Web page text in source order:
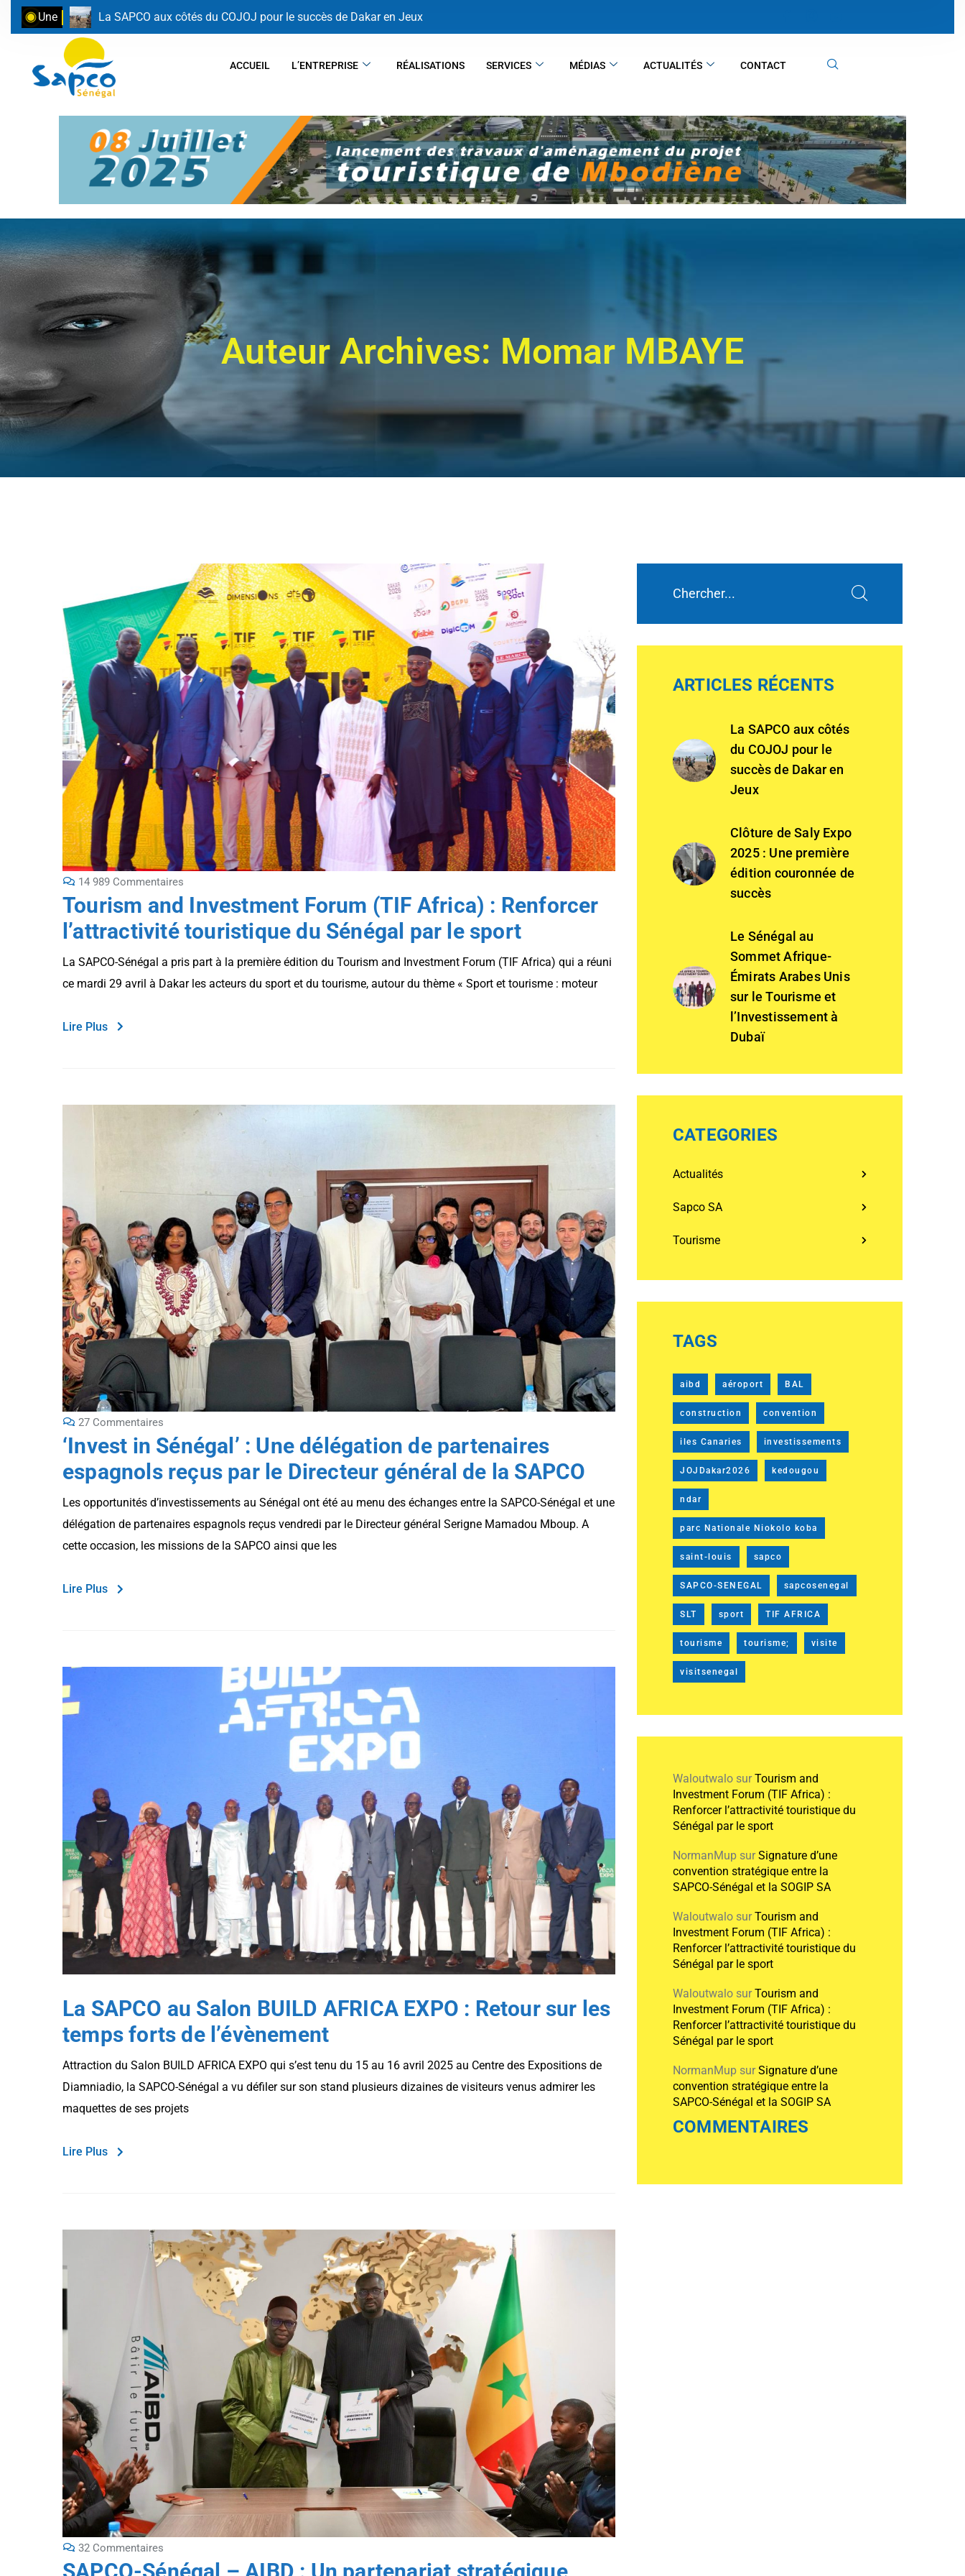
Une La SAPCO aux côtés du COJOJ pour le succès de Dakar en Jeux
ACCUEIL L’ENTREPRISE RÉALISATIONS SERVICES MÉDIAS ACTUALITÉS CONTACT
Auteur Archives: Momar MBAYE
14 989 Commentaires
Tourism and Investment Forum (TIF Africa) : Renforcer
l’attractivité touristique du Sénégal par le sport
La SAPCO-Sénégal a pris part à la première édition du Tourism and Investment Forum (TIF Africa) qui a réuni
ce mardi 29 avril à Dakar les acteurs du sport et du tourisme, autour du thème « Sport et tourisme : moteur
Lire Plus
27 Commentaires
‘Invest in Sénégal’ : Une délégation de partenaires
espagnols reçus par le Directeur général de la SAPCO
Les opportunités d’investissements au Sénégal ont été au menu des échanges entre la SAPCO-Sénégal et une
délégation de partenaires espagnols reçus vendredi par le Directeur général Serigne Mamadou Mboup. A
cette occasion, les missions de la SAPCO ainsi que les
Lire Plus
La SAPCO au Salon BUILD AFRICA EXPO : Retour sur les
temps forts de l’évènement
Attraction du Salon BUILD AFRICA EXPO qui s’est tenu du 15 au 16 avril 2025 au Centre des Expositions de
Diamniadio, la SAPCO-Sénégal a vu défiler sur son stand plusieurs dizaines de visiteurs venus admirer les
maquettes de ses projets
Lire Plus
32 Commentaires
ARTICLES RÉCENTS
La SAPCO aux côtés
du COJOJ pour le
succès de Dakar en
Jeux
Clôture de Saly Expo
2025 : Une première
édition couronnée de
succès
Le Sénégal au
Sommet Afrique-
Émirats Arabes Unis
sur le Tourisme et
l’Investissement à
Dubaï
CATEGORIES
Actualités
Sapco SA
Tourisme
TAGS
aibd aéroport BAL
construction convention
iles Canaries investissements
JOJDakar2026 kedougou
ndar
parc Nationale Niokolo koba
saint-louis sapco
SAPCO-SENEGAL sapcosenegal
SLT sport TIF AFRICA
tourisme tourisme; visite
visitsenegal
Waloutwalo surTourism and
Investment Forum (TIF Africa) :
Renforcer l’attractivité touristique du
Sénégal par le sport
NormanMup surSignature d’une
convention stratégique entre la
SAPCO-Sénégal et la SOGIP SA
Waloutwalo surTourism and
Investment Forum (TIF Africa) :
Renforcer l’attractivité touristique du
Sénégal par le sport
Waloutwalo surTourism and
Investment Forum (TIF Africa) :
Renforcer l’attractivité touristique du
Sénégal par le sport
NormanMup surSignature d’une
convention stratégique entre la
SAPCO-Sénégal et la SOGIP SA
COMMENTAIRES